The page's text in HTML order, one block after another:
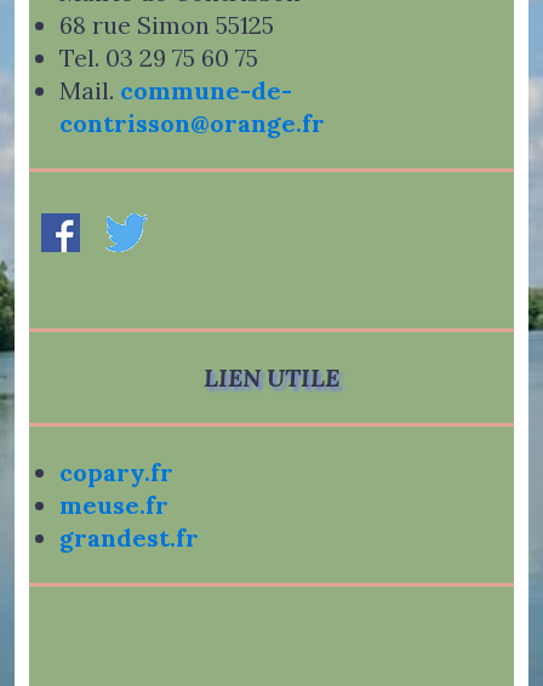
68 rue Simon 55125
Tel. 03 29 75 60 75
Mail. commune-de-
contrisson@orange.fr
LIEN UTILE
copary.fr
meuse.fr
grandest.fr